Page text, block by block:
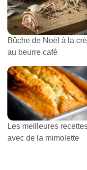
Bûche de Noël à la
au beurre café
Les meilleures
avec de la mimolette